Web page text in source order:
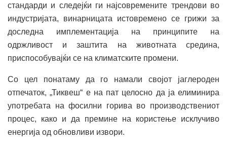
стандарди и следејќи ги најсовремените трендови во
индустријата, винарницата истовремено се грижи за
доследна имплементација на принципите на
одржливост и заштита на животната средина,
приспособувајќи се на климатските промени.
Со цел понатаму да го намали својот јаглероден
отпечаток, „Тиквеш“ е на пат целосно да ја елиминира
употребата на фосилни горива во производствениот
процес, како и да премине на користење исклучиво
енергија од обновливи извори.